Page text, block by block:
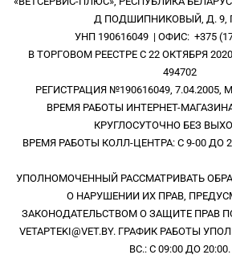
Д ПОДШИПНИКОВЫЙ, Д. 9,
УНП 190616049 | ОФИС: +375
В ТОРГОВОМ РЕЕСТРЕ С 22 ОКТЯБРЯ
494702
РЕГИСТРАЦИЯ №190616049,
ВРЕМЯ РАБОТЫ ИНТЕРНЕТ-МАГАЗИНА
КРУГЛОСУТОЧНО БЕЗ
ВРЕМЯ РАБОТЫ КОЛЛ-ЦЕНТРА: С 9-00 ДО
УПОЛНОМОЧЕННЫЙ РАССМАТРИВАТЬ
О НАРУШЕНИИ ИХ ПРАВ,
ЗАКОНОДАТЕЛЬСТВОМ О ЗАЩИТЕ ПРАВ
VETAPTEKI@VET.BY. ГРАФИК РАБОТЫ
ВС.: С 09:00 ДО 20:00.